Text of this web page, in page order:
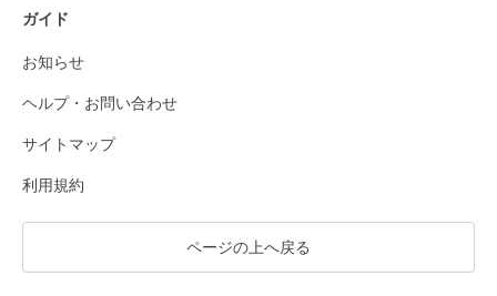
ガイド
お知らせ
ヘルプ・お問い合わせ
サイトマップ
利用規約
ページの上へ戻る